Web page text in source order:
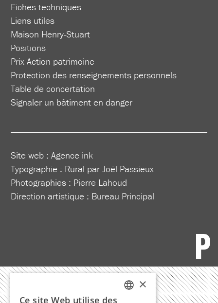
Fiches techniques
Liens utiles
Maison Henry-Stuart
Positions
Prix Action patrimoine
Protection des renseignements personnels
Table de concertation
Signaler un bâtiment en danger
Site web :Agence ink
Typographie : Rural par Joël Passieux
Photographies : Pierre Lahoud
Direction artistique : Bureau Principal
×
Ce site Web utilise des